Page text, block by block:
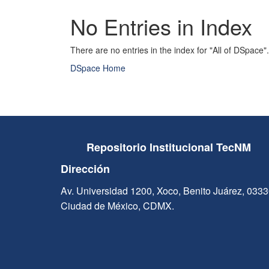
No Entries in Index
There are no entries in the index for "All of DSpace".
DSpace Home
Repositorio Institucional TecNM
Dirección
Av. Universidad 1200, Xoco, Benito Juárez,
Ciudad de México, CDMX.